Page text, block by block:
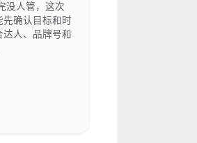
没人管，这次
确认目标和时
达人、品牌号和